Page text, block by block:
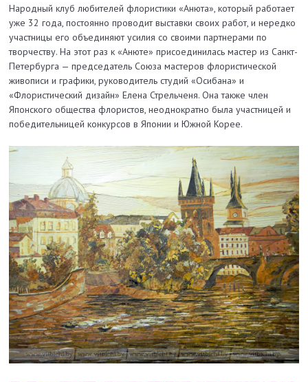
Народный клуб любителей флористики «Анюта», который работает
уже 32 года, постоянно проводит выставки своих работ, и нередко
участницы его объединяют усилия со своими партнерами по
творчеству. На этот раз к «Анюте» присоединилась мастер из Санкт-
Петербурга — председатель Союза мастеров флористической
живописи и графики, руководитель студий «Осибана» и
«Флористический дизайн» Елена Стрельченя. Она также член
Японского общества флористов, неоднократно была участницей и
победительницей конкурсов в Японии и Южной Корее.